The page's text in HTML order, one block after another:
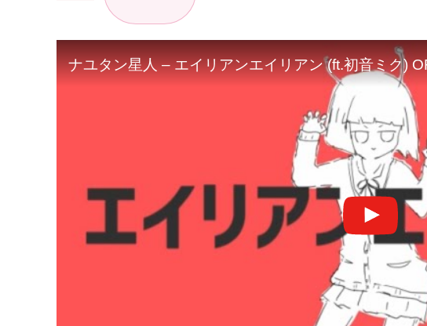
ナユタン星人 – エイリアンエイリアン (ft.初音ミク)